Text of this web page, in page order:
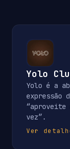
Yolo
Yolo é a
expressão
vez”.
Ver